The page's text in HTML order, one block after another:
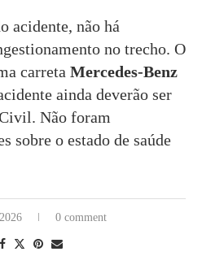
acidente, não há
no trecho. O
carreta Mercedes-Benz
ainda deverão ser
Não foram
sobre o estado de saúde
0 comment